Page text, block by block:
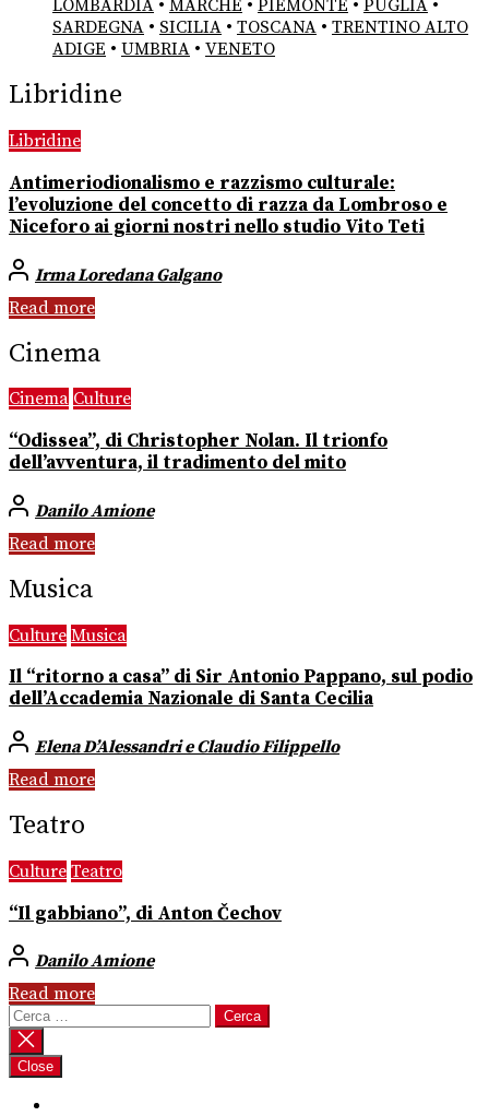
LOMBARDIA • MARCHE • PIEMONTE • PUGLIA •
SARDEGNA • SICILIA • TOSCANA • TRENTINO ALTO
ADIGE • UMBRIA • VENETO
Libridine
Libridine
Antimeriodionalismo e razzismo culturale:
l’evoluzione del concetto di razza da Lombroso e
Niceforo ai giorni nostri nello studio Vito Teti
Irma Loredana Galgano
Read more
Cinema
Cinema Culture
“Odissea”, di Christopher Nolan. Il trionfo
dell’avventura, il tradimento del mito
Danilo Amione
Read more
Musica
Culture Musica
Il “ritorno a casa” di Sir Antonio Pappano, sul podio
dell’Accademia Nazionale di Santa Cecilia
Elena D’Alessandri e Claudio Filippello
Read more
Teatro
Culture Teatro
“Il gabbiano”, di Anton Čechov
Danilo Amione
Read more
Ricerca
per:
Close